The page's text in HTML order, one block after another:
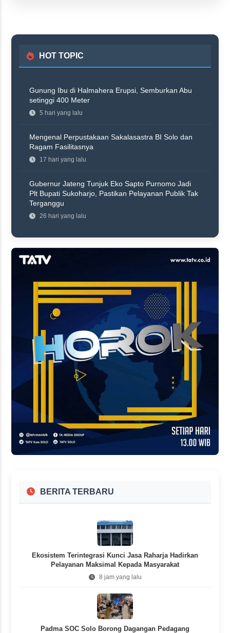
HOT TOPIC
Gunung Ibu di Halmahera Erupsi, Semburkan Abu
setinggi 400 Meter
5 hari yang lalu
Mengenal Perpustakaan Sakalasastra BI Solo dan
Ragam Fasilitasnya
17 hari yang lalu
Gubernur Jateng Tunjuk Eko Sapto Purnomo Jadi
Plt Bupati Sukoharjo, Pastikan Pelayanan Publik Tak
Terganggu
26 hari yang lalu
BERITA TERBARU
Ekosistem Terintegrasi Kunci Jasa Raharja Hadirkan
Pelayanan Maksimal Kepada Masyarakat
8 jam yang lalu
Padma SOC Solo Borong Dagangan Pedagang